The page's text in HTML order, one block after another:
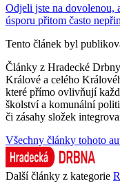
Odjeli jste na dovolenou,
úsporu přitom často
Tento článek byl
Články z Hradecké
Králové a celého
které přímo ovlivňují
školství a komunální
či zásahy složek
Všechny články tohoto
Další články z kategorie